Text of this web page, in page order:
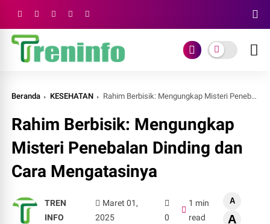
Beranda KESEHATAN Rahim Berbisik: Mengungkap Misteri Penebalan Dinding dan Cara Mengatasinya
Rahim Berbisik: Mengungkap
Misteri Penebalan Dinding dan
Cara Mengatasinya
TREN
INFO
Maret 01,
2025
0
1 min
read
A
A